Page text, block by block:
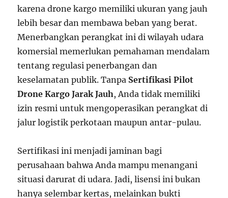
karena drone kargo memiliki ukuran yang jauh
lebih besar dan membawa beban yang berat.
Menerbangkan perangkat ini di wilayah udara
komersial memerlukan pemahaman mendalam
tentang regulasi penerbangan dan
keselamatan publik. Tanpa Sertifikasi Pilot
Drone Kargo Jarak Jauh, Anda tidak memiliki
izin resmi untuk mengoperasikan perangkat di
jalur logistik perkotaan maupun antar-pulau.
Sertifikasi ini menjadi jaminan bagi
perusahaan bahwa Anda mampu menangani
situasi darurat di udara. Jadi, lisensi ini bukan
hanya selembar kertas, melainkan bukti